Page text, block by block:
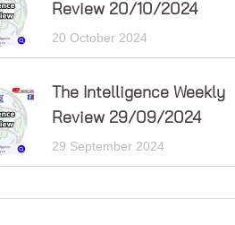
Review 20/10/2024
20 October 2024
The Intelligence Weekly
Review 29/09/2024
29 September 2024